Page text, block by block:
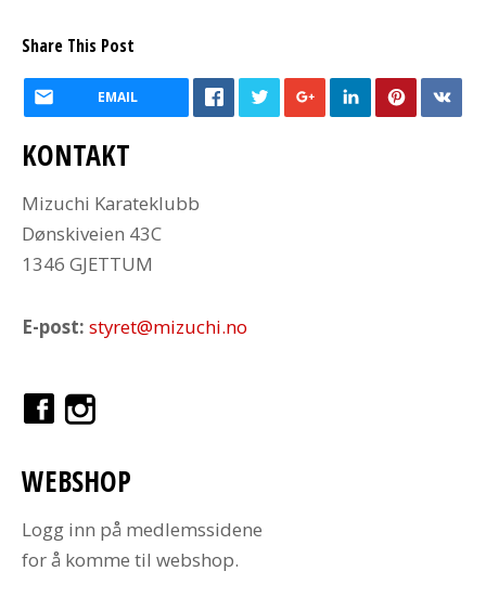
Share This Post
EMAIL
KONTAKT
Mizuchi Karateklubb
Dønskiveien 43C
1346 GJETTUM
E-post: styret@mizuchi.no
WEBSHOP
Logg inn på medlemssidene
for å komme til webshop.